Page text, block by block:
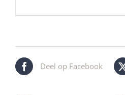
Deel op Facebook